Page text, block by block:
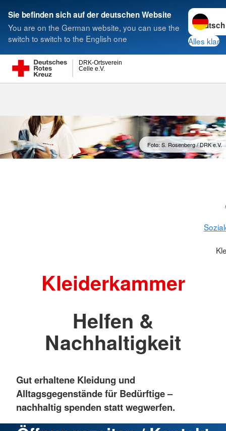
Sie befinden sich auf der deutschen Website
You are on the German website, you can use the
switch to switch to the English one
Sprache
Alles klar
Celle e.V.
DRK-Ortsverein
Suche
Foto: S. Rosenberg / DRK e.V.
Kleiderkammer
Helfen &
Nachhaltigkeit
Gut erhaltene Kleidung und
Alltagsgegenstände für Bedürftige –
nachhaltig spenden statt wegwerfen.